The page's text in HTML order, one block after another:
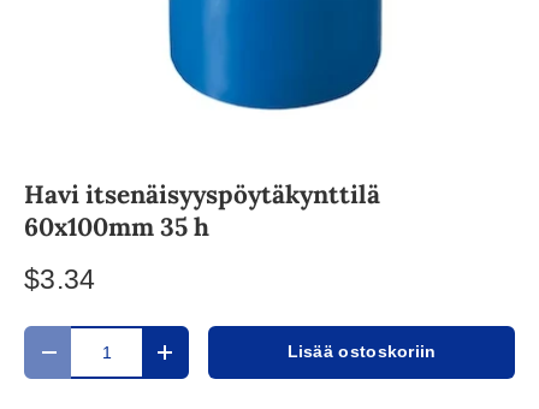
Havi itsenäisyyspöytäkynttilä
60x100mm 35 h
$3.34
Määrä
Translation missing: fi.cart.items.decrease_quantity
Translation missing:Lisää ostoskoriin